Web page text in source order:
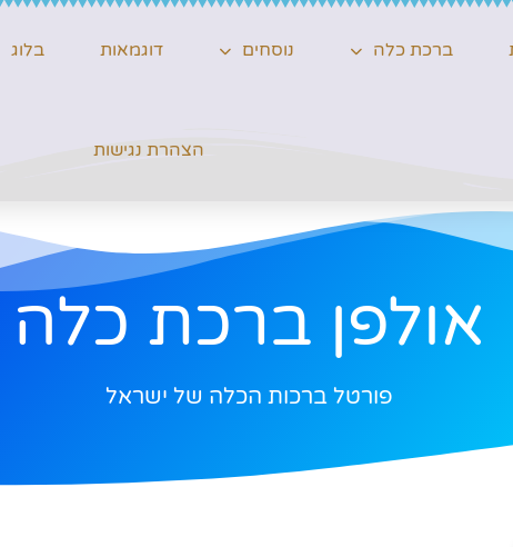
ברכת כלה נוסחים דוגמאות בלוג
הצהרת נגישות
אולפן ברכת כלה
פורטל ברכות הכלה של ישראל